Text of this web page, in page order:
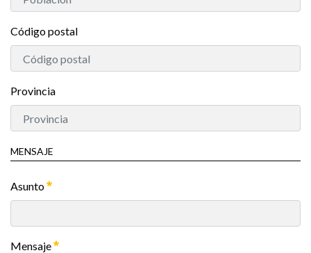
Código postal
Provincia
MENSAJE
Asunto
Mensaje